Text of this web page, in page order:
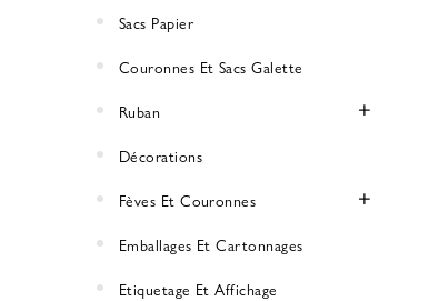
Sacs Papier
Couronnes Et Sacs Galette
Ruban
Décorations
Fèves Et Couronnes
Emballages Et Cartonnages
Etiquetage Et Affichage